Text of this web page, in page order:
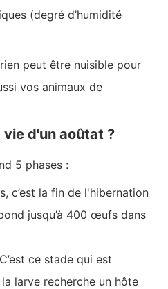
(degré d’humidité
peut être nuisible pour
vos animaux de
d'un aoûtat ?
5 phases :
c’est la fin de l'hibernation
jusqu’à 400 œufs dans
ce stade qui est
larve recherche un hôte